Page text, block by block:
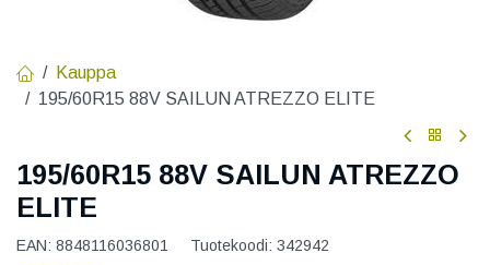
Kauppa
195/60R15 88V SAILUN ATREZZO ELITE
195/60R15 88V SAILUN ATREZZO
ELITE
EAN: 8848116036801 Tuotekoodi: 342942